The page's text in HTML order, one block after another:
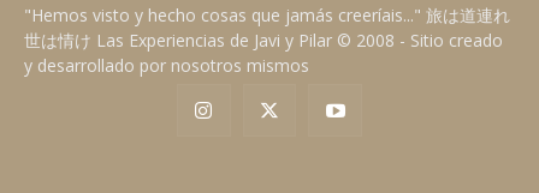
"Hemos visto y hecho cosas que jamás creeríais..." 旅は道連れ
世は情け Las Experiencias de Javi y Pilar © 2008 - Sitio creado
y desarrollado por nosotros mismos